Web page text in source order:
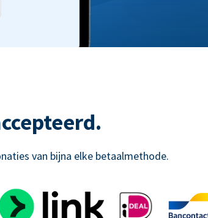
van bijna elke betaalmethode.